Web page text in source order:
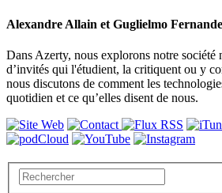
Alexandre Allain et Guglielmo
Dans Azerty, nous explorons notre société
d’invités qui l'étudient, la critiquent ou y
nous discutons de comment les
quotidien et ce qu’elles disent de nous.